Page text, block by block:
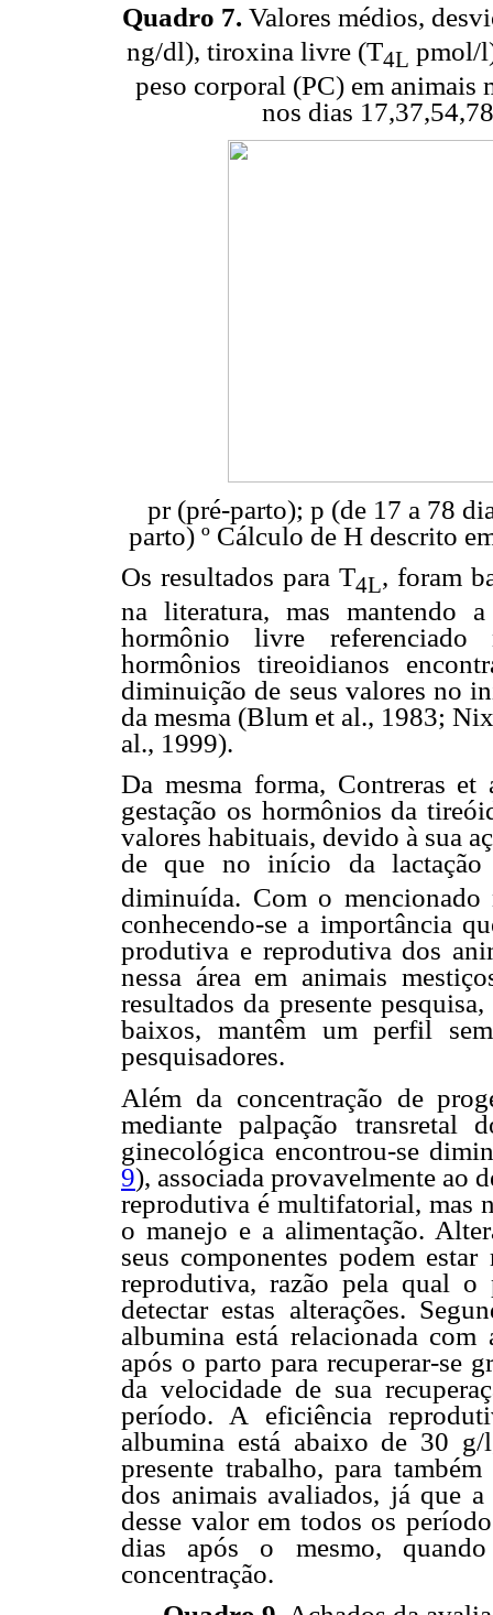
Quadro 7. Valores médios,
ng/dl), tiroxina livre (T4L pmol/
peso corporal (PC) em animais
nos dias
pr (pré-parto); p (de 17 a 78
parto) º Cálculo de H descrito
Os resultados para T4L, foram
na literatura, mas mantendo
hormônio livre referenciado
hormônios tireoidianos
diminuição de seus valores no
da mesma (Blum et al., 1983;
al., 1999).
Da mesma forma, Contreras
gestação os hormônios da
valores habituais, devido à sua
de que no início da lactação
diminuída. Com o mencionado
conhecendo-se a importância
produtiva e reprodutiva dos
nessa área em animais
resultados da presente
baixos, mantêm um perfil
pesquisadores.
Além da concentração de
mediante palpação transretal
ginecológica encontrou-se
9), associada provavelmente ao
reprodutiva é multifatorial, mas
o manejo e a alimentação.
seus componentes podem
reprodutiva, razão pela qual
detectar estas alterações.
albumina está relacionada
após o parto para recuperar-se
da velocidade de sua
período. A eficiência
albumina está abaixo de 30
presente trabalho, para
dos animais avaliados, já que
desse valor em todos os
dias após o mesmo,
concentração.